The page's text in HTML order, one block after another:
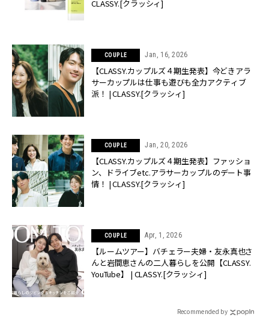
CLASSY.[クラッシィ]
COUPLE Jan, 16, 2026
【CLASSY.カップルズ４期生発表】今どきアラ
サーカップルは仕事も遊びも全力アクティブ
派！ | CLASSY.[クラッシィ]
COUPLE Jan, 20, 2026
【CLASSY.カップルズ４期生発表】ファッショ
ン、ドライブetc.アラサーカップルのデート事
情！ | CLASSY.[クラッシィ]
COUPLE Apr, 1, 2026
【ルームツアー】バチェラー夫婦・友永真也さ
んと岩間恵さんの二人暮らしを公開【CLASSY.
YouTube】 | CLASSY.[クラッシィ]
Recommended by